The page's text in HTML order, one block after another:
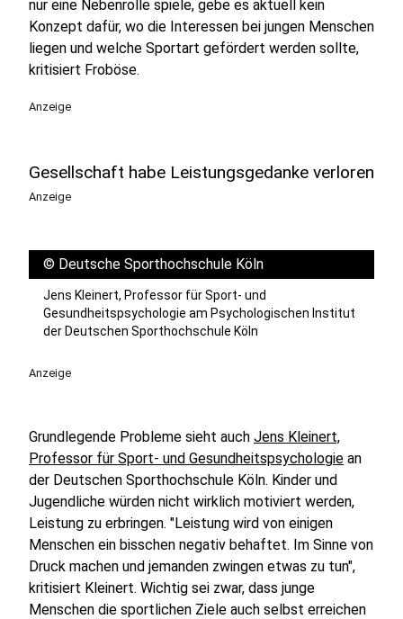
nur eine Nebenrolle spiele, gebe es aktuell kein
Konzept dafür, wo die Interessen bei jungen Menschen
liegen und welche Sportart gefördert werden sollte,
kritisiert Froböse.
Anzeige
Gesellschaft habe Leistungsgedanke verloren
Anzeige
© Deutsche Sporthochschule Köln
Jens Kleinert, Professor für Sport- und
Gesundheitspsychologie am Psychologischen Institut
der Deutschen Sporthochschule Köln
Anzeige
Grundlegende Probleme sieht auch Jens Kleinert,
Professor für Sport- und Gesundheitspsychologie an
der Deutschen Sporthochschule Köln. Kinder und
Jugendliche würden nicht wirklich motiviert werden,
Leistung zu erbringen. "Leistung wird von einigen
Menschen ein bisschen negativ behaftet. Im Sinne von
Druck machen und jemanden zwingen etwas zu tun",
kritisiert Kleinert. Wichtig sei zwar, dass junge
Menschen die sportlichen Ziele auch selbst erreichen